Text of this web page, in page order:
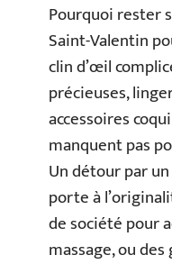
Pourquoi rester
Saint-Valentin
clin d’œil
précieuses,
accessoires
manquent pas
Un détour par un
porte à
de société pour
massage, ou